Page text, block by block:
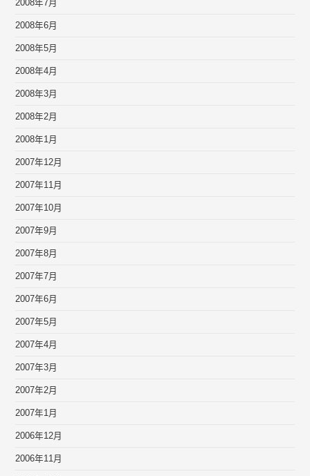
2008年7月
2008年6月
2008年5月
2008年4月
2008年3月
2008年2月
2008年1月
2007年12月
2007年11月
2007年10月
2007年9月
2007年8月
2007年7月
2007年6月
2007年5月
2007年4月
2007年3月
2007年2月
2007年1月
2006年12月
2006年11月